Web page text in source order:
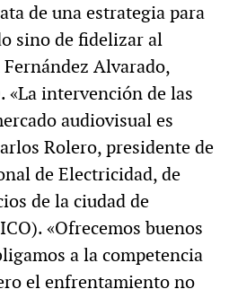
de una estrategia para
sino de fidelizar al
Alvarado,
«La intervención de las
audiovisual es
Rolero, presidente de
de Electricidad, de
de la ciudad de
«Ofrecemos buenos
a la competencia
el enfrentamiento no